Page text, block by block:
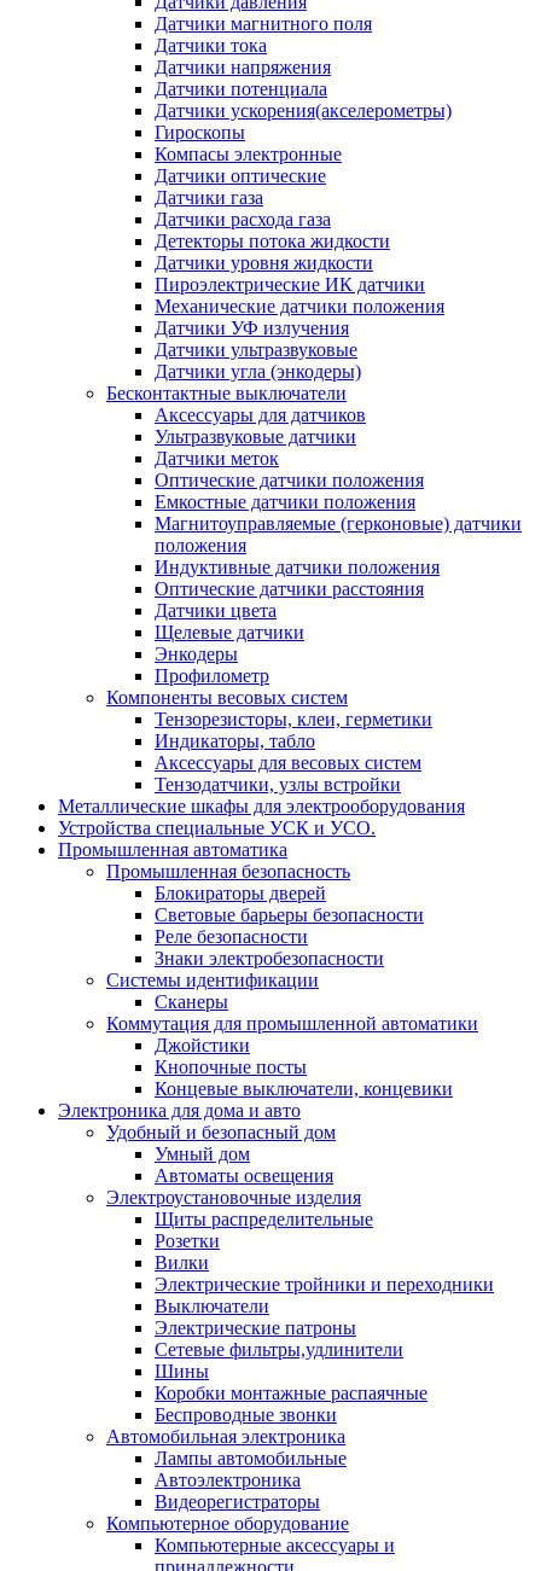
Датчики магнитного поля
Датчики тока
Датчики напряжения
Датчики потенциала
Датчики ускорения(акселерометры)
Гироскопы
Компасы электронные
Датчики оптические
Датчики газа
Датчики расхода газа
Детекторы потока жидкости
Датчики уровня жидкости
Пироэлектрические ИК датчики
Механические датчики положения
Датчики УФ излучения
Датчики ультразвуковые
Датчики угла (энкодеры)
Бесконтактные выключатели
Аксессуары для датчиков
Ультразвуковые датчики
Датчики меток
Оптические датчики положения
Емкостные датчики положения
Магнитоуправляемые (герконовые) датчики
положения
Индуктивные датчики положения
Оптические датчики расстояния
Датчики цвета
Щелевые датчики
Энкодеры
Профилометр
Компоненты весовых систем
Тензорезисторы, клеи, герметики
Индикаторы, табло
Аксессуары для весовых систем
Тензодатчики, узлы встройки
Металлические шкафы для электрооборудования
Устройства специальные УСК и УСО.
Промышленная автоматика
Промышленная безопасность
Блокираторы дверей
Световые барьеры безопасности
Реле безопасности
Знаки электробезопасности
Системы идентификации
Сканеры
Коммутация для промышленной автоматики
Джойстики
Кнопочные посты
Концевые выключатели, концевики
Электроника для дома и авто
Удобный и безопасный дом
Умный дом
Автоматы освещения
Электроустановочные изделия
Щиты распределительные
Розетки
Вилки
Электрические тройники и переходники
Выключатели
Электрические патроны
Сетевые фильтры,удлинители
Шины
Коробки монтажные распаячные
Беспроводные звонки
Автомобильная электроника
Лампы автомобильные
Автоэлектроника
Видеорегистраторы
Компьютерное оборудование
Компьютерные аксессуары и
принадлежности